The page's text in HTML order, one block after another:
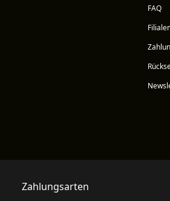
FAQ
Zahlungsarten